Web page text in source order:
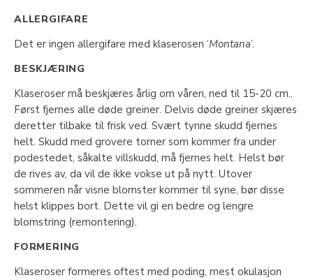
ALLERGIFARE
Det er ingen allergifare med klaserosen ‘Montana’.
BESKJÆRING
Klaseroser må beskjæres årlig om våren, ned til 15-20 cm..
Først fjernes alle døde greiner. Delvis døde greiner skjæres
deretter tilbake til frisk ved. Svært tynne skudd fjernes
helt. Skudd med grovere torner som kommer fra under
podestedet, såkalte villskudd, må fjernes helt. Helst bør
de rives av, da vil de ikke vokse ut på nytt. Utover
sommeren når visne blomster kommer til syne, bør disse
helst klippes bort. Dette vil gi en bedre og lengre
blomstring (remontering).
FORMERING
Klaseroser formeres oftest med poding, mest okulasjon